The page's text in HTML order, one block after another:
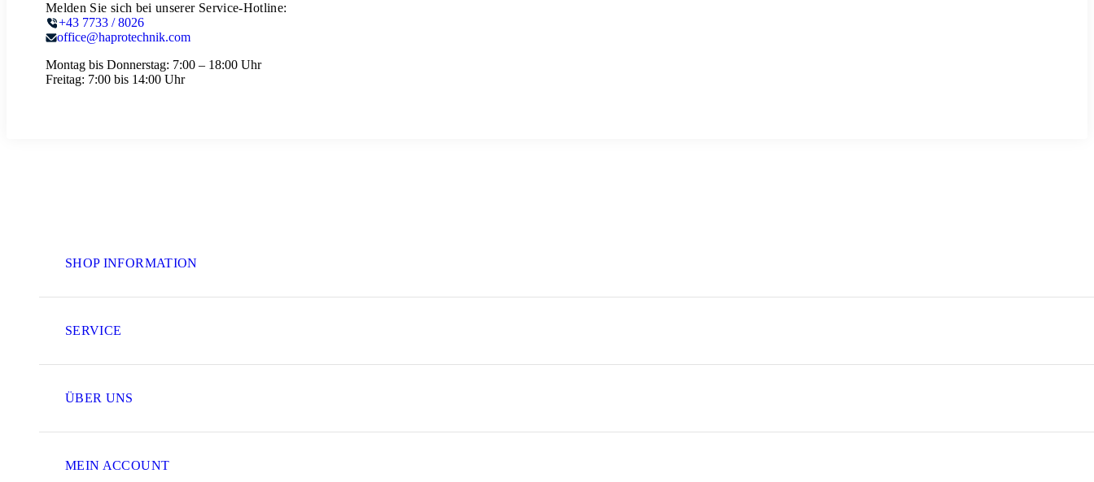
Melden Sie sich bei unserer Service-Hotline:
+43 7733 / 8026
office@haprotechnik.com
Montag bis Donnerstag: 7:00 – 18:00 Uhr
Freitag: 7:00 bis 14:00 Uhr
SHOP INFORMATION
SERVICE
ÜBER UNS
MEIN ACCOUNT